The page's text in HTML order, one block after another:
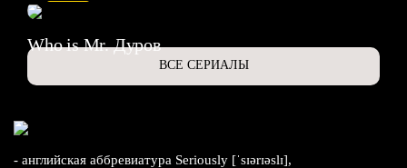
Who is Mr. Дуров
ВСЕ СЕРИАЛЫ
- английская аббревиатура Seriously [ˈsɪərɪəslɪ],